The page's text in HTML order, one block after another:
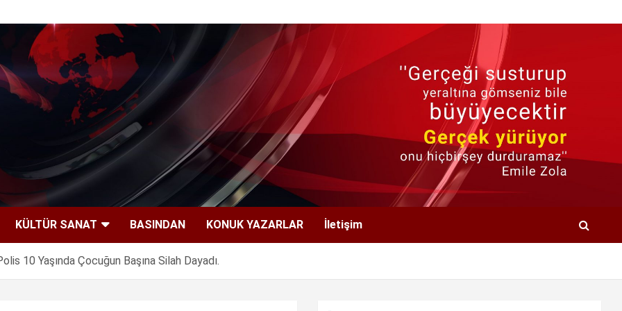
KÜLTÜR SANAT BASINDAN KONUK YAZARLAR İletişim
10 Yaşında Çocuğun Başına Silah Dayadı.